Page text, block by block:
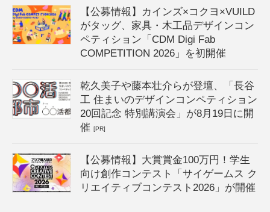
【公募情報】カインズ×コクヨ×VUILD
がタッグ、家具・木工品デザインコン
ペティション「CDM Digi Fab
COMPETITION 2026」を初開催
乾久美子や藤本壮介らが登壇、「長谷
工 住まいのデザインコンペティション
20回記念 特別講演会」が8月19日に開
催[PR]
【公募情報】大賞賞金100万円！学生
向け創作コンテスト「サイゲームス ク
リエイティブコンテスト2026」が開催